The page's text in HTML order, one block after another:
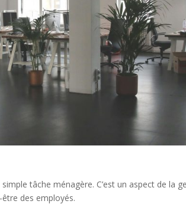
tâche ménagère. C’est un aspect de la
des employés.